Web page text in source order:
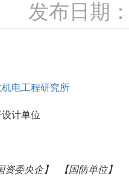
发布日期
电工程研究所
计单位
资委央企】 【国防单位】